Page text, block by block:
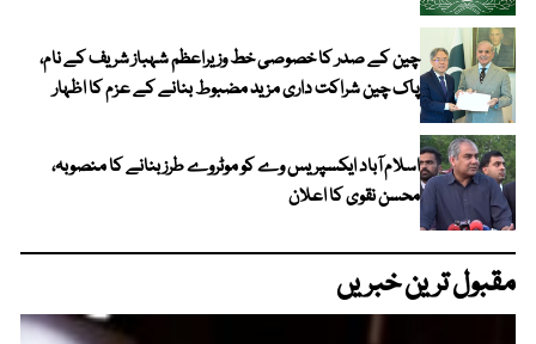
چین کے صدر کا خصوصی خط وزیراعظم شہباز شریف کے نام،
پاک چین شراکت داری مزید مضبوط بنانے کے عزم کا اظہار
اسلام آباد ایکسپریس وے کو موٹروے طرز بنانے کا منصوبہ،
محسن نقوی کا اعلان
مقبول ترین خبریں